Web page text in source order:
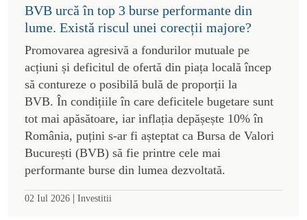
BVB urcă în top 3 burse performante din
lume. Există riscul unei corecții majore?
Promovarea agresivă a fondurilor mutuale pe
acțiuni și deficitul de ofertă din piața locală încep
să contureze o posibilă bulă de proporții la
BVB. În condițiile în care deficitele bugetare sunt
tot mai apăsătoare, iar inflația depășește 10% în
România, puțini s-ar fi așteptat ca Bursa de Valori
București (BVB) să fie printre cele mai
performante burse din lumea dezvoltată.
02 Iul 2026 | Investitii